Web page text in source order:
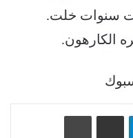
سنوات خلت.
الكارهون.
تيلقرام